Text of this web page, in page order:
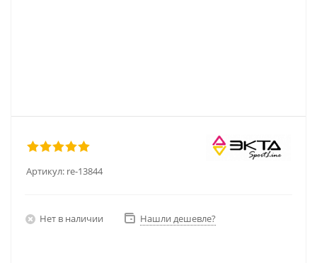
Артикул: re-13844
Нет в наличии Нашли дешевле?